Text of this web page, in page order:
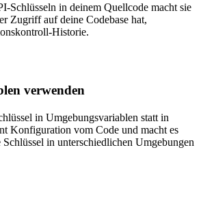
Schlüsseln in deinem Quellcode macht sie
Zugriff auf deine Codebase hat,
Historie.
verwenden
in Umgebungsvariablen statt in
Konfiguration vom Code und macht es
Schlüssel in unterschiedlichen Umgebungen